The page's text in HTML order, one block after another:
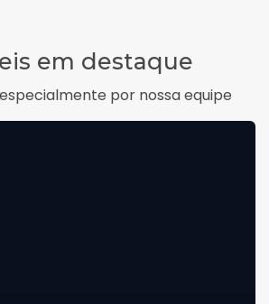
em destaque
por nossa equipe